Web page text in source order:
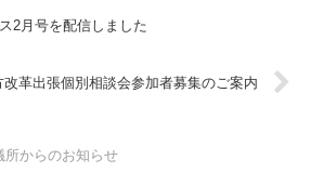
2月号を配信しました
改革出張個別相談会参加者募集のご案内
所からのお知らせ